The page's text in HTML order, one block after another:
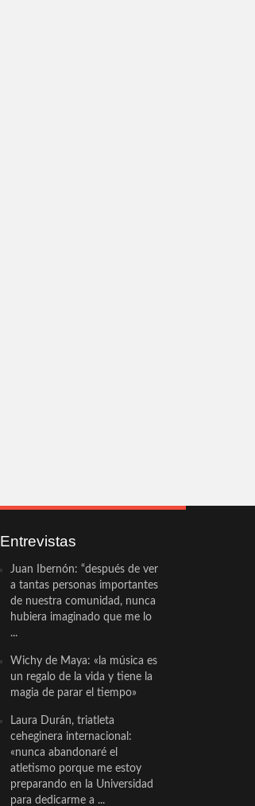
Entrevistas
Juan Ibernón: “después de ver
a tantas personas importantes
de nuestra comunidad, nunca
hubiera imaginado que me lo
...
Wichy de Maya: «la música es
un regalo de la vida y tiene la
magia de parar el tiempo»
Laura Durán, triatleta
ceheginera internacional:
«nunca abandonaré el
atletismo porque me estoy
preparando en la Universidad
para dedicarme a ...